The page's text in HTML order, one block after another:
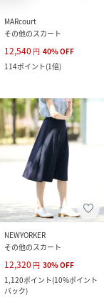
MARcourt
その他のスカート
12,540 円 40%OFF
114ポイント(1倍)
NEWYORKER
その他のスカート
12,320 円 30%OFF
1,120ポイント(10%ポイント
バック)